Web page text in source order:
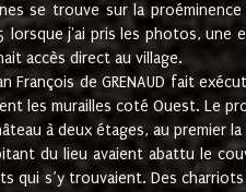
se trouve sur la
lorsque j'ai pris les photos,
accès direct au village.
François de GRENAUD fait
les murailles coté Ouest. Le
à deux étages, au premier
du lieu avaient abattu le
s’y trouvaient. Des